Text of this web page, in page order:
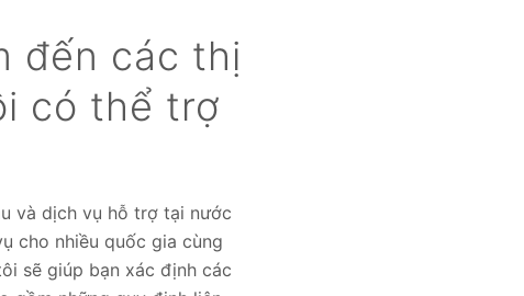
đến các thị
có thể trợ
và dịch vụ hỗ trợ tại nước
cho nhiều quốc gia cùng
sẽ giúp bạn xác định các